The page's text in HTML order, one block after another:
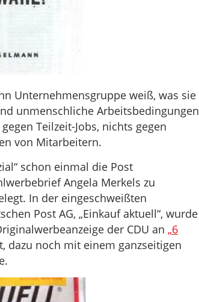
Unternehmensgruppe weiß, was sie
unmenschliche Arbeitsbedingungen
Teilzeit-Jobs, nichts gegen
von Mitarbeitern.
schon einmal die Post
Angela Merkels zu
In der eingeschweißten
Post AG, „Einkauf aktuell“, wurde
der CDU an „6
dazu noch mit einem ganzseitigen